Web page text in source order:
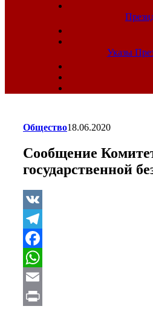
Указы
Общество18.06.2020
Сообщение
государственной
VK
Telegram
Facebook
WhatsApp
Email